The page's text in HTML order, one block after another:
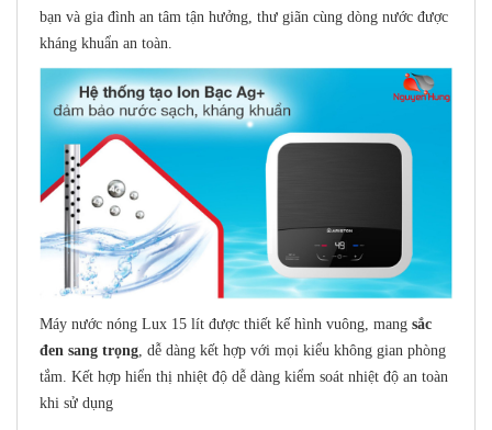
bạn và gia đình an tâm tận hưởng, thư giãn cùng dòng nước được
kháng khuẩn an toàn.
Máy nước nóng Lux 15 lít được thiết kế hình vuông, mang sắc
đen sang trọng , dễ dàng kết hợp với mọi kiểu không gian phòng
tắm. Kết hợp hiển thị nhiệt độ dễ dàng kiểm soát nhiệt độ an toàn
khi sử dụng